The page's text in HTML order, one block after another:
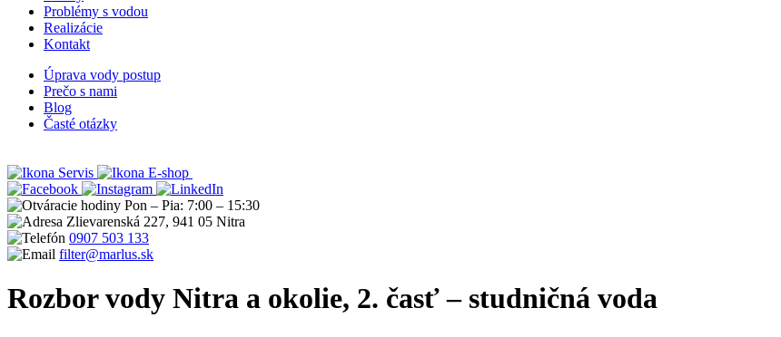
Problémy s vodou
Realizácie
Kontakt
Úprava vody postup
Prečo s nami
Blog
Časté otázky
Servis E-shop
Pon – Pia: 7:00 – 15:30
Zlievarenská 227, 941 05 Nitra
0907 503 133
filter@marlus.sk
Rozbor vody Nitra a okolie, 2. časť – studničná voda